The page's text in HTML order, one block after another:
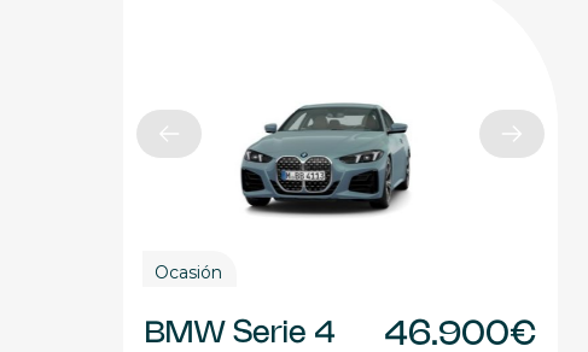
Ocasión
BMW Serie 4
46.900€